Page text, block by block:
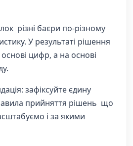
різні баєри по-різному
У результаті рішення
цифр, а на основі
зафіксуйте єдину
прийняття рішень що
і за якими